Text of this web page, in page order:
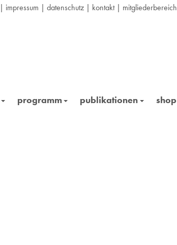
| impressum | datenschutz | kontakt| mitgliederbereich
programm publikationen shop